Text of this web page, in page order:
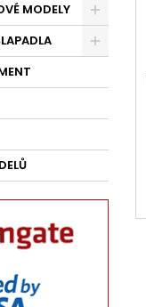
MODELY